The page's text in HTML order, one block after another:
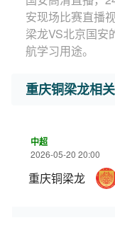
安现场比赛直播
梁龙VS北京国安
航学习用途。
重庆铜梁龙相
中超
2026-05-20 20:00
重庆铜梁龙